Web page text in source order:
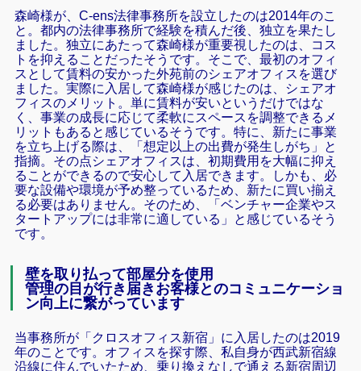
森崎様が、C-ens法律事務所を設立したのは2014年のこ
と。都内の法律事務所で経験を積んだ後、独立を果たし
ました。独立にあたって森崎様が重要視したのは、コス
トを抑えることだったそうです。そこで、最初のオフィ
スとして賃料の安かった外苑前のシェアオフィスを選び
ました。実際に入居して森崎様が感じたのは、シェアオ
フィスのメリット。単に賃料が安いというだけではな
く、事業の成長に応じて柔軟にスペースを調整できるメ
リットもあると感じているそうです。特に、新たに事業
を立ち上げる際は、「想定以上の出費が発生しがち」と
指摘。その点シェアオフィスは、初期費用を大幅に抑え
ることができるので安心して入居できます。しかも、必
要な設備や環境が予め整っているため、新たに買い揃え
る必要はありません。そのため、「ベンチャー企業やス
タートアップには非常に適している」と感じているそう
です。
壁を取り払って部屋分を使用
管理の目が行き届きお客様とのコミュニケーショ
ン向上に繋がっています
当事務所が「クロスオフィス新宿」に入居したのは2019
年のことです。オフィスを探す際、私自身が西武新宿線
沿線に住んでいたため、乗り換えなしで通える新宿周辺